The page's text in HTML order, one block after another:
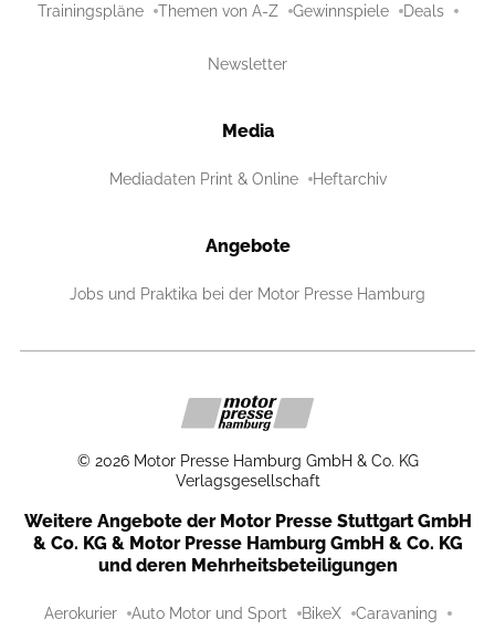
Trainingspläne Themen von A-Z Gewinnspiele Deals
Newsletter
Media
Mediadaten Print & Online Heftarchiv
Angebote
Jobs und Praktika bei der Motor Presse Hamburg
© 2026 Motor Presse Hamburg GmbH & Co. KG
Verlagsgesellschaft
Weitere Angebote der Motor Presse Stuttgart GmbH
& Co. KG & Motor Presse Hamburg GmbH & Co. KG
und deren Mehrheitsbeteiligungen
Aerokurier Auto Motor und Sport BikeX Caravaning